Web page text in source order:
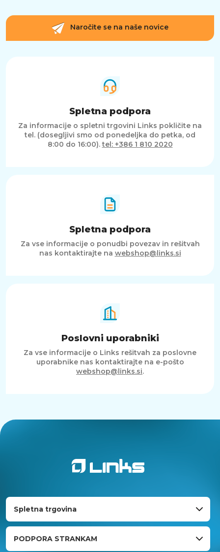
Naročite se na naše novice
Spletna podpora
Za informacije o spletni trgovini Links pokličite na
tel. (dosegljivi smo od ponedeljka do petka, od
8:00 do 16:00).tel: +386 1 810 2020
Spletna podpora
Za vse informacije o ponudbi povezav in rešitvah
nas kontaktirajte na webshop@links.si
Poslovni uporabniki
Za vse informacije o Links rešitvah za poslovne
uporabnike nas kontaktirajte na e-pošto
webshop@links.si.
Spletna trgovina
PODPORA STRANKAM